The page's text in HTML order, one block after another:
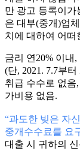
만 광고 등록이가
은 대부(중개)업
치에 대하여 어떠
금리 연20% 이내
(단, 2021. 7.7부
취급 수수로 없음
가비용 없음.
“과도한 빚은 자
중개수수료를 요
대출 시 귀하의